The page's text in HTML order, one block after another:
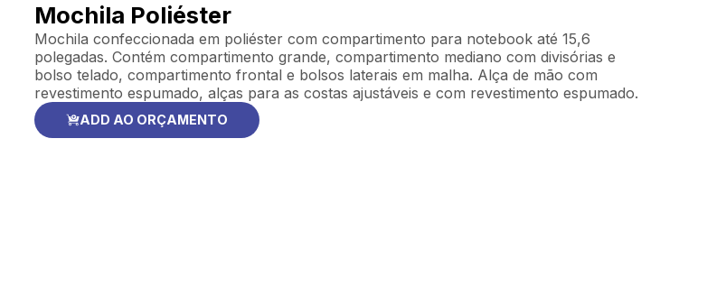
Mochila Poliéster
Mochila confeccionada em poliéster com compartimento para notebook até 15,6
polegadas. Contém compartimento grande, compartimento mediano com divisórias e
bolso telado, compartimento frontal e bolsos laterais em malha. Alça de mão com
revestimento espumado, alças para as costas ajustáveis e com revestimento espumado.
ADD AO ORÇAMENTO